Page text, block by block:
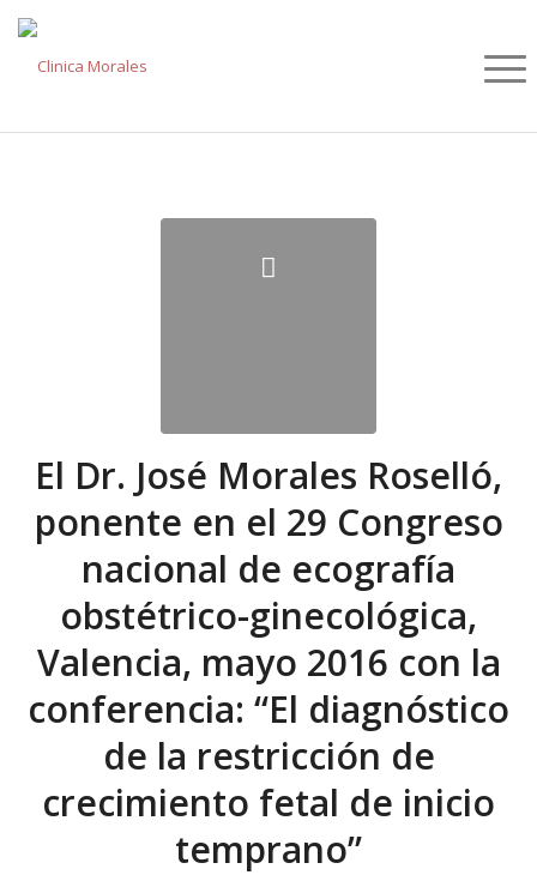
El Dr. José Morales Roselló,
ponente en el 29 Congreso
nacional de ecografía
obstétrico-ginecológica,
Valencia, mayo 2016 con la
conferencia: “El diagnóstico
de la restricción de
crecimiento fetal de inicio
temprano”